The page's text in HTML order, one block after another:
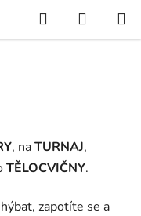
Hledat
KOŠÍK
, naTURNAJ,
TĚLOCVIČNY.
zapotíte se a